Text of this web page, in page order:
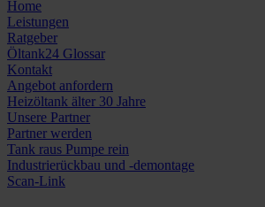
Home
Leistungen
Ratgeber
Öltank24 Glossar
Kontakt
Angebot anfordern
Heizöltank älter 30 Jahre
Unsere Partner
Partner werden
Tank raus Pumpe rein
Industrierückbau und -demontage
Scan-Link